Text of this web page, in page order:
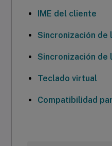
IME del cliente
Sincronización de
Sincronización
Teclado virtual
Compatibilidad